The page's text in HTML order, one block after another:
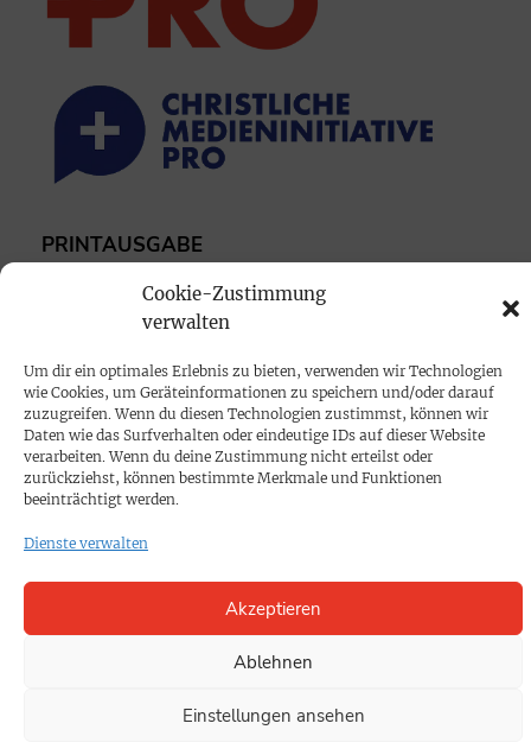
Cookie-Zustimmung
verwalten
Um dir ein optimales Erlebnis zu bieten, verwenden wir Technologien
wie Cookies, um Geräteinformationen zu speichern und/oder darauf
zuzugreifen. Wenn du diesen Technologien zustimmst, können wir
Daten wie das Surfverhalten oder eindeutige IDs auf dieser Website
verarbeiten. Wenn du deine Zustimmung nicht erteilst oder
zurückziehst, können bestimmte Merkmale und Funktionen
beeinträchtigt werden.
Dienste verwalten
Akzeptieren
Ablehnen
Einstellungen ansehen
PRINTAUSGABE
Mediadaten
Impressum
SPENDEN
Datenschutz